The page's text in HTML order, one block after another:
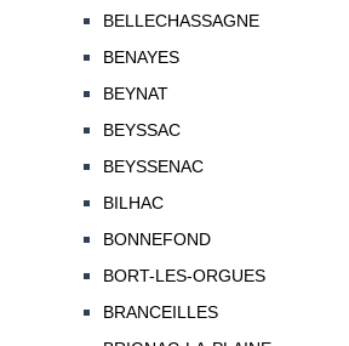
BELLECHASSAGNE
BENAYES
BEYNAT
BEYSSAC
BEYSSENAC
BILHAC
BONNEFOND
BORT-LES-ORGUES
BRANCEILLES